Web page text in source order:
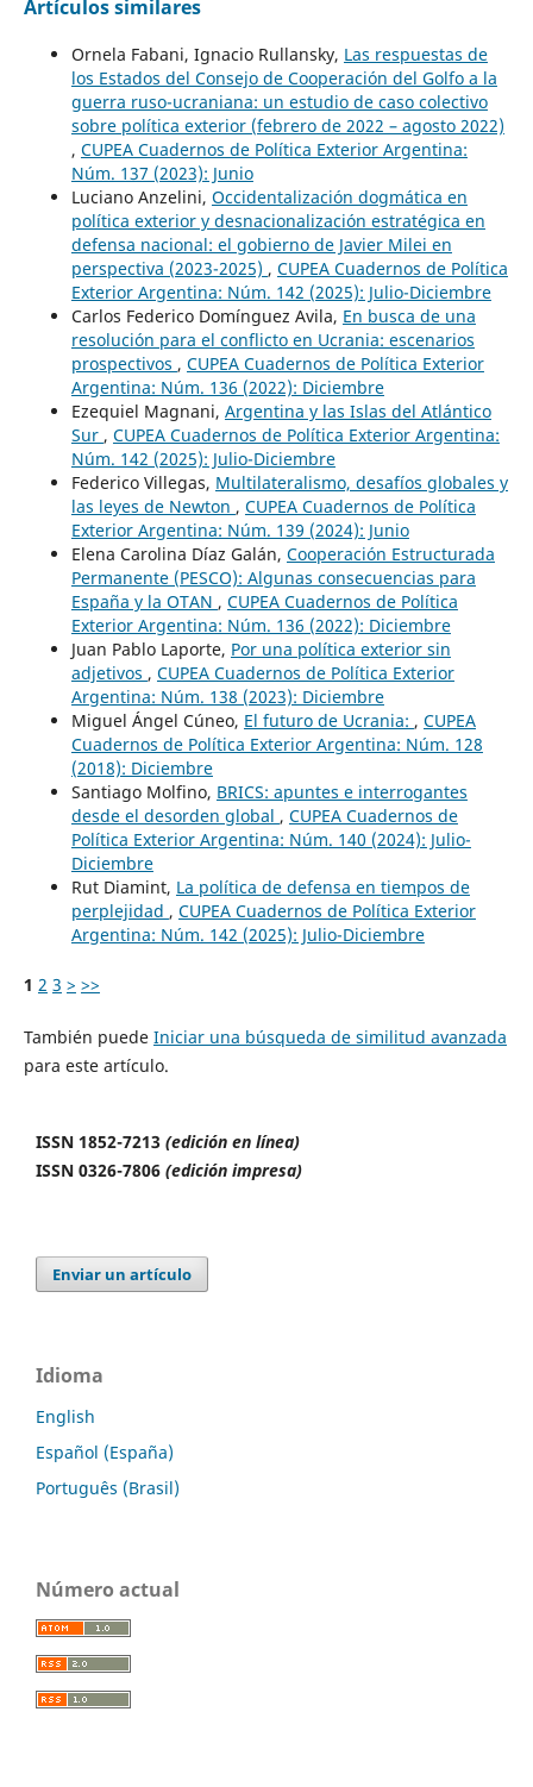
Artículos similares
Ornela Fabani, Ignacio Rullansky, Las respuestas de
los Estados del Consejo de Cooperación del Golfo a la
guerra ruso-ucraniana: un estudio de caso colectivo
sobre política exterior (febrero de 2022 – agosto 2022)
, CUPEA Cuadernos de Política Exterior Argentina:
Núm. 137 (2023): Junio
Luciano Anzelini, Occidentalización dogmática en
política exterior y desnacionalización estratégica en
defensa nacional: el gobierno de Javier Milei en
perspectiva (2023-2025) , CUPEA Cuadernos de Política
Exterior Argentina: Núm. 142 (2025): Julio-Diciembre
Carlos Federico Domínguez Avila, En busca de una
resolución para el conflicto en Ucrania: escenarios
prospectivos , CUPEA Cuadernos de Política Exterior
Argentina: Núm. 136 (2022): Diciembre
Ezequiel Magnani, Argentina y las Islas del Atlántico
Sur , CUPEA Cuadernos de Política Exterior Argentina:
Núm. 142 (2025): Julio-Diciembre
Federico Villegas, Multilateralismo, desafíos globales y
las leyes de Newton , CUPEA Cuadernos de Política
Exterior Argentina: Núm. 139 (2024): Junio
Elena Carolina Díaz Galán, Cooperación Estructurada
Permanente (PESCO): Algunas consecuencias para
España y la OTAN , CUPEA Cuadernos de Política
Exterior Argentina: Núm. 136 (2022): Diciembre
Juan Pablo Laporte, Por una política exterior sin
adjetivos , CUPEA Cuadernos de Política Exterior
Argentina: Núm. 138 (2023): Diciembre
Miguel Ángel Cúneo, El futuro de Ucrania: , CUPEA
Cuadernos de Política Exterior Argentina: Núm. 128
(2018): Diciembre
Santiago Molfino, BRICS: apuntes e interrogantes
desde el desorden global , CUPEA Cuadernos de
Política Exterior Argentina: Núm. 140 (2024): Julio-
Diciembre
Rut Diamint, La política de defensa en tiempos de
perplejidad , CUPEA Cuadernos de Política Exterior
Argentina: Núm. 142 (2025): Julio-Diciembre
1 2 3 > >>
También puede Iniciar una búsqueda de similitud avanzada
para este artículo.
ISSN 1852-7213 (edición en línea)
ISSN 0326-7806 (edición impresa)
Enviar un artículo
Idioma
English
Español (España)
Português (Brasil)
Número actual